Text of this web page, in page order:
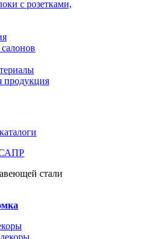
с розетками,
продукция
САПР